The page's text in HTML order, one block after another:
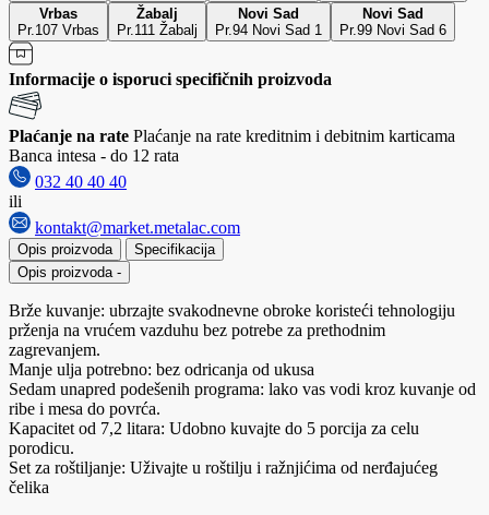
Vrbas
Pr.107 Vrbas
Žabalj
Pr.111 Žabalj
Novi Sad
Pr.94 Novi Sad 1
Novi Sad
Pr.99 Novi Sad 6
Informacije o isporuci specifičnih proizvoda
Plaćanje na rate Plaćanje na rate kreditnim i debitnim karticama
Banca intesa - do 12 rata
032 40 40 40
ili
kontakt@market.metalac.com
Opis proizvoda
Specifikacija
Opis proizvoda -
Brže kuvanje: ubrzajte svakodnevne obroke koristeći tehnologiju
prženja na vrućem vazduhu bez potrebe za prethodnim
zagrevanjem.
Manje ulja potrebno: bez odricanja od ukusa
Sedam unapred podešenih programa: lako vas vodi kroz kuvanje od
ribe i mesa do povrća.
Kapacitet od 7,2 litara: Udobno kuvajte do 5 porcija za celu
porodicu.
Set za roštiljanje: Uživajte u roštilju i ražnjićima od nerđajućeg
čelika